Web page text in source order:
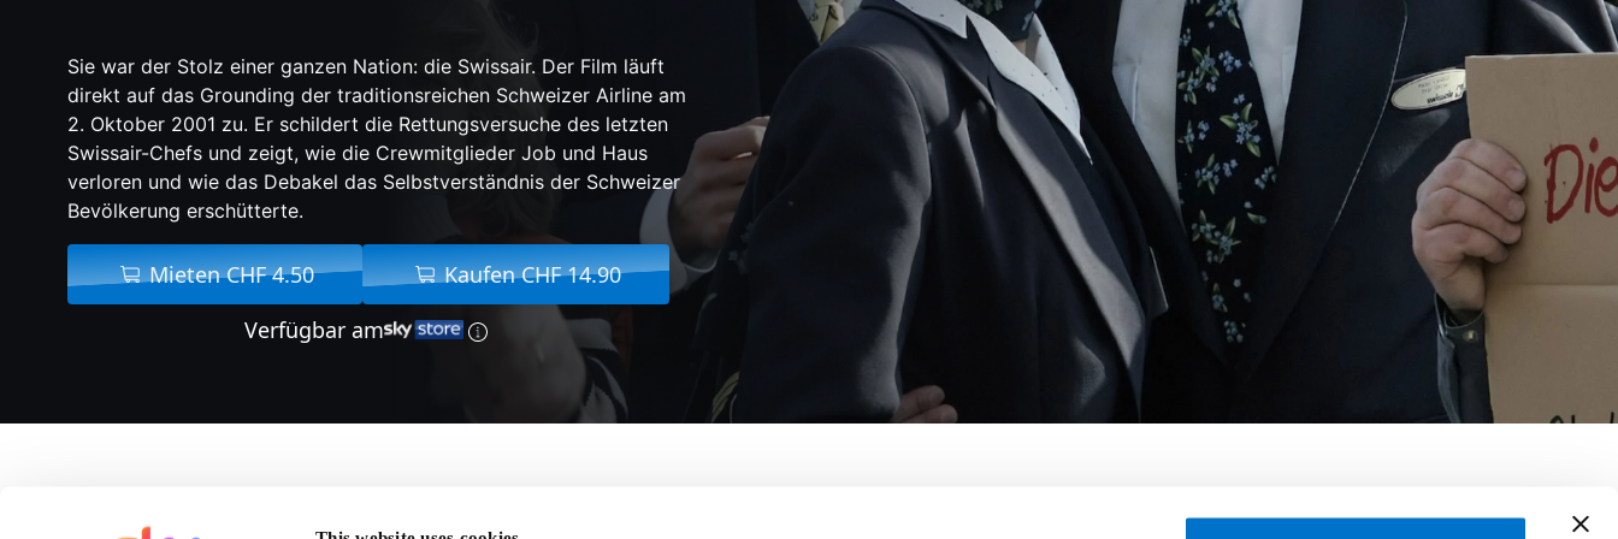
Sie war der Stolz einer ganzen Nation: die Swissair. Der Film läuft
direkt auf das Grounding der traditionsreichen Schweizer Airline am
2. Oktober 2001 zu. Er schildert die Rettungsversuche des letzten
Swissair-Chefs und zeigt, wie die Crewmitglieder Job und Haus
verloren und wie das Debakel das Selbstverständnis der Schweizer
Bevölkerung erschütterte.
Mieten CHF 4.50
Kaufen CHF 14.90
Verfügbar am